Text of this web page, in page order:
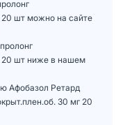
шт можно на сайте
20 шт ниже в нашем
Афобазол Ретард
30 мг 20